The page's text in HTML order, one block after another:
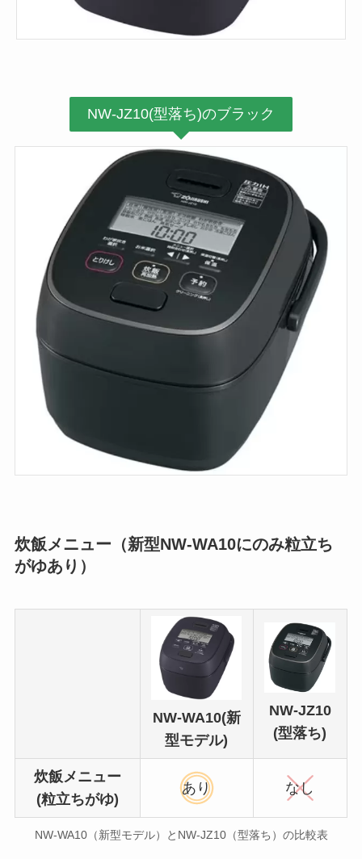
NW-JZ10(型落ち)のブラック
炊飯メニュー（新型NW-WA10にのみ粒立ち
がゆあり）
NW-WA10(新
型モデル)
NW-JZ10
(型落ち)
炊飯メニュー
(粒立ちがゆ)
あり なし
NW-WA10（新型モデル）とNW-JZ10（型落ち）の比較表